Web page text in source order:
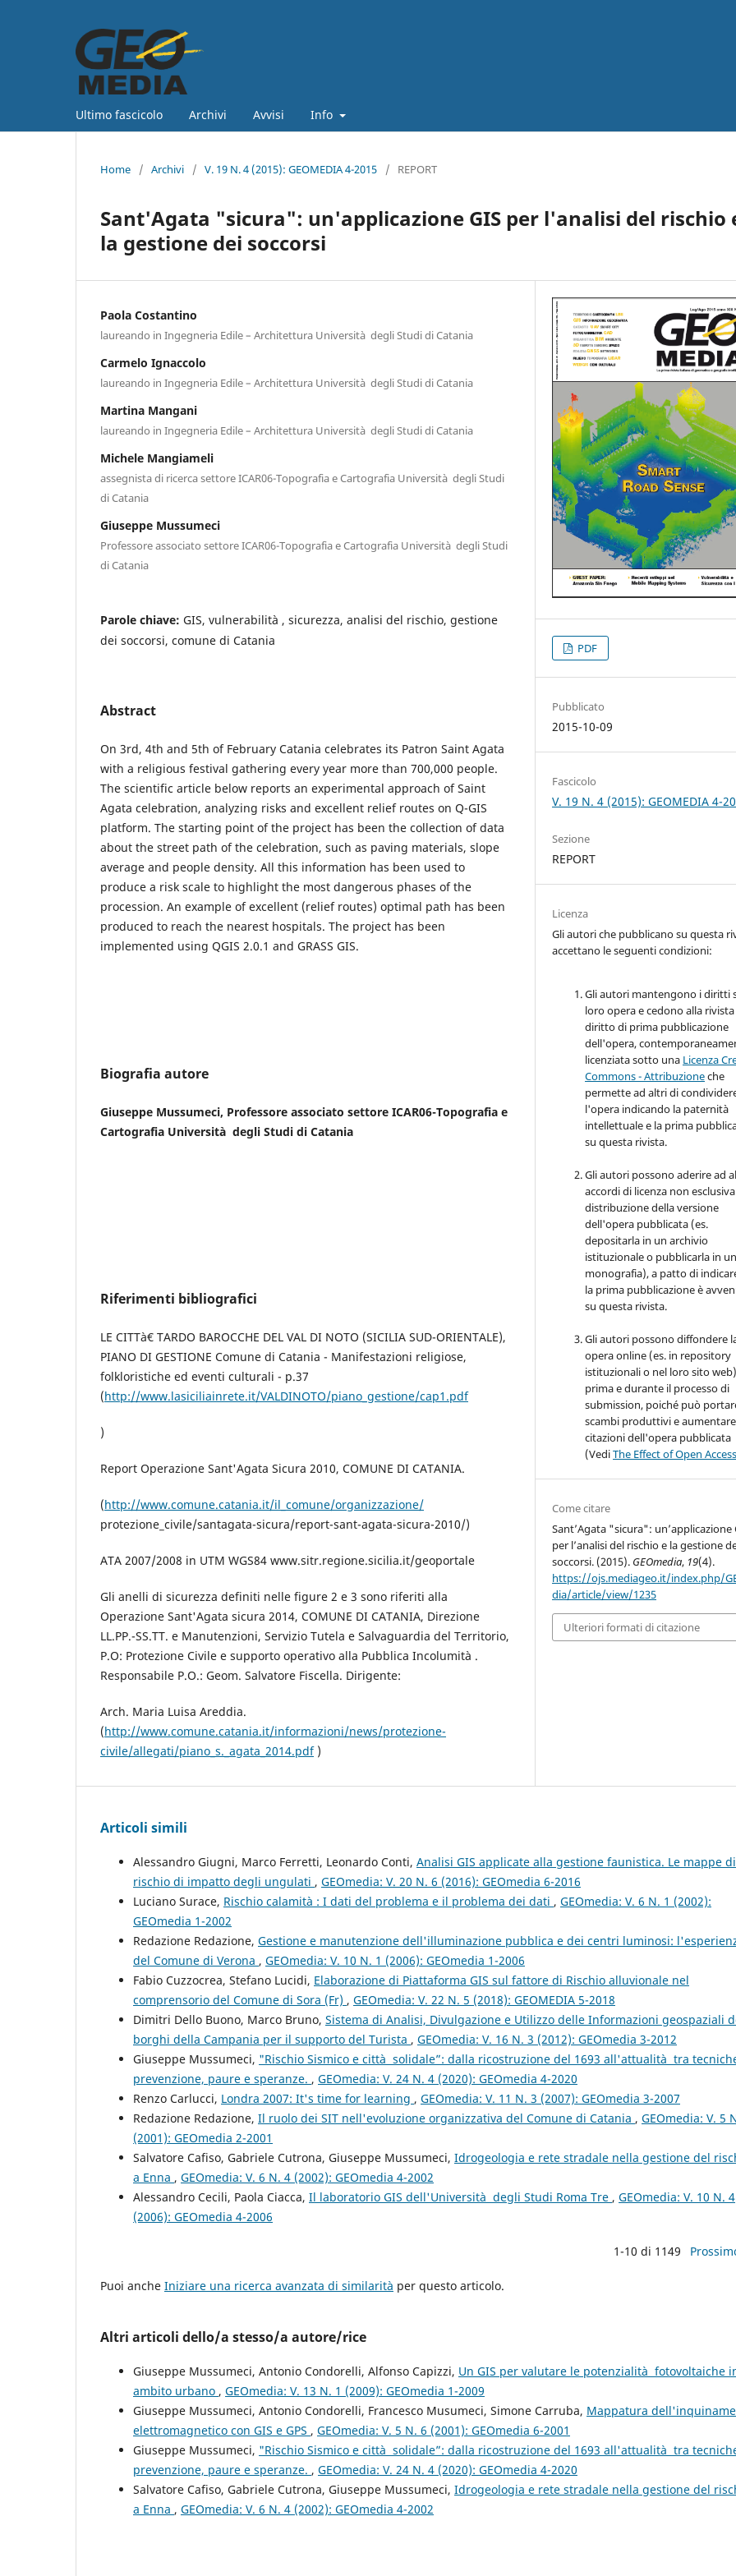
Ultimo fascicolo Archivi Avvisi Info
Home / Archivi / V. 19 N. 4 (2015): GEOMEDIA 4-2015 / REPORT
Sant'Agata "sicura": un'applicazione GIS per l'analisi del rischio
la gestione dei soccorsi
Paola Costantino
laureando in Ingegneria Edile – Architettura Università degli Studi di Catania
Carmelo Ignaccolo
laureando in Ingegneria Edile – Architettura Università degli Studi di Catania
Martina Mangani
laureando in Ingegneria Edile – Architettura Università degli Studi di Catania
Michele Mangiameli
assegnista di ricerca settore ICAR06-Topografia e Cartografia Università degli Studi
di Catania
Giuseppe Mussumeci
Professore associato settore ICAR06-Topografia e Cartografia Università degli Studi
di Catania
Parole chiave: GIS, vulnerabilità , sicurezza, analisi del rischio, gestione
dei soccorsi, comune di Catania
Abstract
On 3rd, 4th and 5th of February Catania celebrates its Patron Saint Agata
with a religious festival gathering every year more than 700,000 people.
The scientific article below reports an experimental approach of Saint
Agata celebration, analyzing risks and excellent relief routes on Q-GIS
platform. The starting point of the project has been the collection of data
about the street path of the celebration, such as paving materials, slope
average and people density. All this information has been used to
produce a risk scale to highlight the most dangerous phases of the
procession. An example of excellent (relief routes) optimal path has been
produced to reach the nearest hospitals. The project has been
implemented using QGIS 2.0.1 and GRASS GIS.
Biografia autore
Giuseppe Mussumeci, Professore associato settore ICAR06-Topografia e
Cartografia Università degli Studi di Catania
Riferimenti bibliografici
LE CITTà€ TARDO BAROCCHE DEL VAL DI NOTO (SICILIA SUD-ORIENTALE),
PIANO DI GESTIONE Comune di Catania - Manifestazioni religiose,
folkloristiche ed eventi culturali - p.37
(http://www.lasiciliainrete.it/VALDINOTO/piano_gestione/cap1.pdf
)
Report Operazione Sant'Agata Sicura 2010, COMUNE DI CATANIA.
(http://www.comune.catania.it/il_comune/organizzazione/
protezione_civile/santagata-sicura/report-sant-agata-sicura-2010/)
ATA 2007/2008 in UTM WGS84 www.sitr.regione.sicilia.it/geoportale
Gli anelli di sicurezza definiti nelle figure 2 e 3 sono riferiti alla
Operazione Sant'Agata sicura 2014, COMUNE DI CATANIA, Direzione
LL.PP.-SS.TT. e Manutenzioni, Servizio Tutela e Salvaguardia del Territorio,
P.O: Protezione Civile e supporto operativo alla Pubblica Incolumità .
Responsabile P.O.: Geom. Salvatore Fiscella. Dirigente:
Arch. Maria Luisa Areddia.
(http://www.comune.catania.it/informazioni/news/protezione-
civile/allegati/piano_s._agata_2014.pdf)
PDF
Pubblicato
2015-10-09
Fascicolo
V. 19 N. 4 (2015): GEOMEDIA 4-
Sezione
REPORT
Licenza
Gli autori che pubblicano su questa
accettano le seguenti condizioni:
Gli autori mantengono i diritti
loro opera e cedono alla
diritto di prima pubblicazione
dell'opera,
licenziata sotto una Licenza
Commons - Attribuzioneche
permette ad altri di
l'opera indicando la paternità
intellettuale e la prima
su questa rivista.
Gli autori possono aderire ad
accordi di licenza non
distribuzione della versione
dell'opera pubblicata (es.
depositarla in un archivio
istituzionale o pubblicarla in
monografia), a patto di
la prima pubblicazione è
su questa rivista.
Gli autori possono diffondere
opera online (es. in repository
istituzionali o nel loro sito web)
prima e durante il processo di
submission, poiché può
scambi produttivi e
citazioni dell'opera pubblicata
(VediThe Effect of Open Access
Come citare
Sant’Agata "sicura": un’applicazione
per l’analisi del rischio e la gestione
soccorsi. (2015). GEOmedia, 19(4).
https://ojs.mediageo.it/index.php/
dia/article/view/1235
Ulteriori formati di citazione
Articoli simili
Alessandro Giugni, Marco Ferretti, Leonardo Conti, Analisi GIS applicate alla gestione faunistica. Le mappe di
rischio di impatto degli ungulati , GEOmedia: V. 20 N. 6 (2016): GEOmedia 6-2016
Luciano Surace, Rischio calamità : I dati del problema e il problema dei dati , GEOmedia: V. 6 N. 1 (2002):
GEOmedia 1-2002
Redazione Redazione, Gestione e manutenzione dell'illuminazione pubblica e dei centri luminosi:
del Comune di Verona , GEOmedia: V. 10 N. 1 (2006): GEOmedia 1-2006
Fabio Cuzzocrea, Stefano Lucidi, Elaborazione di Piattaforma GIS sul fattore di Rischio alluvionale nel
comprensorio del Comune di Sora (Fr) , GEOmedia: V. 22 N. 5 (2018): GEOMEDIA 5-2018
Dimitri Dello Buono, Marco Bruno, Sistema di Analisi, Divulgazione e Utilizzo delle Informazioni geospaziali
borghi della Campania per il supporto del Turista , GEOmedia: V. 16 N. 3 (2012): GEOmedia 3-2012
Giuseppe Mussumeci, "Rischio Sismico e città solidale”: dalla ricostruzione del 1693 all'attualità tra
prevenzione, paure e speranze. , GEOmedia: V. 24 N. 4 (2020): GEOmedia 4-2020
Renzo Carlucci, Londra 2007: It's time for learning , GEOmedia: V. 11 N. 3 (2007): GEOmedia 3-2007
Redazione Redazione, Il ruolo dei SIT nell'evoluzione organizzativa del Comune di Catania , GEOmedia: V. 5
(2001): GEOmedia 2-2001
Salvatore Cafiso, Gabriele Cutrona, Giuseppe Mussumeci, Idrogeologia e rete stradale nella gestione del
a Enna , GEOmedia: V. 6 N. 4 (2002): GEOmedia 4-2002
Alessandro Cecili, Paola Ciacca, Il laboratorio GIS dell'Università degli Studi Roma Tre , GEOmedia: V. 10 N. 4
(2006): GEOmedia 4-2006
1-10 di 1149
Puoi anche Iniziare una ricerca avanzata di similarità per questo articolo.
Altri articoli dello/a stesso/a autore/rice
Giuseppe Mussumeci, Antonio Condorelli, Alfonso Capizzi, Un GIS per valutare le potenzialità fotovoltaiche
ambito urbano , GEOmedia: V. 13 N. 1 (2009): GEOmedia 1-2009
Giuseppe Mussumeci, Antonio Condorelli, Francesco Musumeci, Simone Carruba, Mappatura
elettromagnetico con GIS e GPS , GEOmedia: V. 5 N. 6 (2001): GEOmedia 6-2001
Giuseppe Mussumeci, "Rischio Sismico e città solidale”: dalla ricostruzione del 1693 all'attualità tra
prevenzione, paure e speranze. , GEOmedia: V. 24 N. 4 (2020): GEOmedia 4-2020
Salvatore Cafiso, Gabriele Cutrona, Giuseppe Mussumeci, Idrogeologia e rete stradale nella gestione del
a Enna , GEOmedia: V. 6 N. 4 (2002): GEOmedia 4-2002